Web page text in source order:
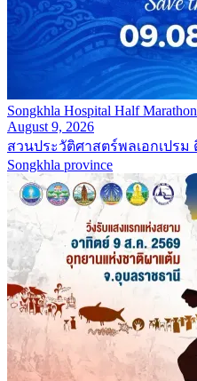
Songkhla Hospital Half
August 9, 2026
สวนประวัติศาสตร์พลเอกเปร
Songkhla province